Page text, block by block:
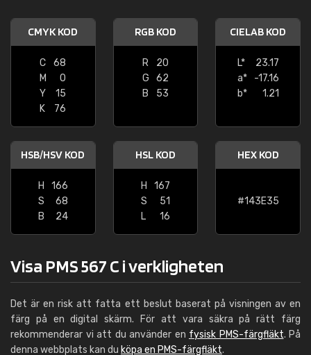
CMYK KOD
C
68
M
0
Y
15
K
76
RGB KOD
R
20
G
62
B
53
CIELAB KOD
L*
23.17
a*
-17.16
b*
1.21
HSB/HSV KOD
H
166
S
68
B
24
HSL KOD
H
167
S
51
L
16
HEX KOD
#143E35
Visa PMS 567 C i verkligheten
Det är en risk att fatta ett beslut baserat på visningen av en
färg på en digital skärm. För att vara säkra på rätt färg
rekommenderar vi att du använder en fysisk PMS-färgfläkt. På
denna webbplats kan du köpa en PMS-färgfläkt.